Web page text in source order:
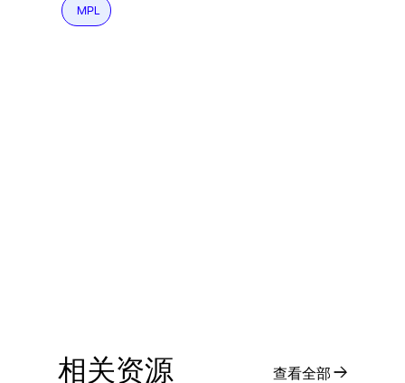
MPL
相关资源 查看全部